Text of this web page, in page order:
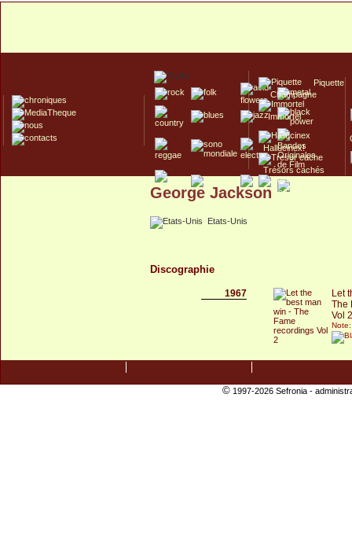
Piquette
Champagne
Immortel
Hallucinex!
Trésors cachés
Culte/Collector
George Jackson
Etats-Unis
Discographie
1967
Let
The
Vol 2
©1997-2026 Sefronia -